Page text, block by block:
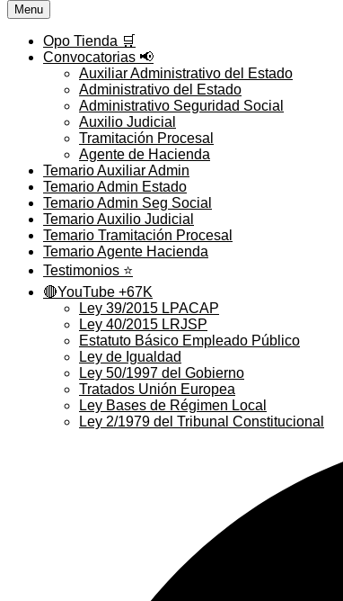
Menu
Opo Tienda 🛒
Convocatorias 📢
Auxiliar Administrativo del Estado
Administrativo del Estado
Administrativo Seguridad Social
Auxilio Judicial
Tramitación Procesal
Agente de Hacienda
Temario Auxiliar Admin
Temario Admin Estado
Temario Admin Seg Social
Temario Auxilio Judicial
Temario Tramitación Procesal
Temario Agente Hacienda
Testimonios ⭐️
🔴YouTube +67K
Ley 39/2015 LPACAP
Ley 40/2015 LRJSP
Estatuto Básico Empleado Público
Ley de Igualdad
Ley 50/1997 del Gobierno
Tratados Unión Europea
Ley Bases de Régimen Local
Ley 2/1979 del Tribunal Constitucional